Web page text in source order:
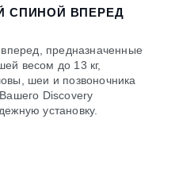
СПИНОЙ ВПЕРЕД
предназначенные
весом до 13 кг,
шеи и позвоночника
Discovery
установку.